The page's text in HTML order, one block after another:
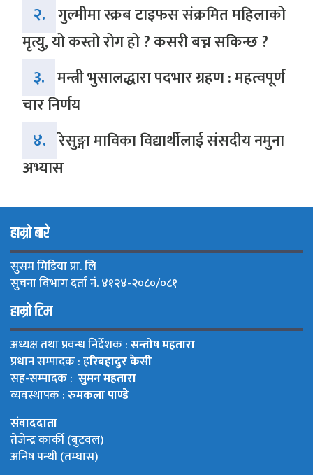
२. गुल्मीमा स्क्रब टाइफस संक्रमित महिलाको
मृत्यु, यो कस्तो रोग हो ? कसरी बच्न सकिन्छ ?
३. मन्त्री भुसालद्धारा पदभार ग्रहण : महत्वपूर्ण
चार निर्णय
४. रेसुङ्गा माविका विद्यार्थीलाई संसदीय नमुना
अभ्यास
हाम्रो बारे
सुसम मिडिया प्रा. लि
सुचना विभाग दर्ता नं. ४१२४-२०८०/०८१
हाम्रो टिम
अध्यक्ष तथा प्रवन्ध निर्देशक :सन्तोष महतारा
प्रधान सम्पादक : हरिबहादुर केसी
सह-सम्पादक : सुमन महतारा
व्यवस्थापक :रुमकला पाण्डे
संवाददाता
तेजेन्द्र कार्की (बुटवल)
अनिष पन्थी (तम्घास)